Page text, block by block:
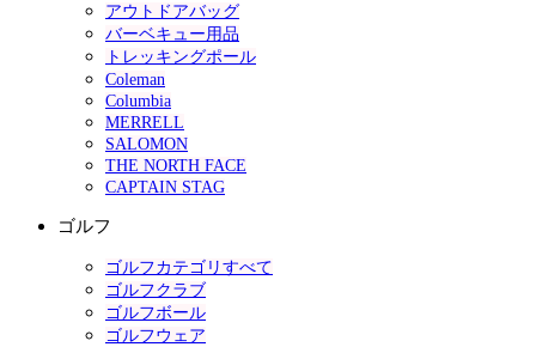
アウトドアバッグ
バーベキュー用品
トレッキングポール
Coleman
Columbia
MERRELL
SALOMON
THE NORTH FACE
CAPTAIN STAG
ゴルフ
ゴルフカテゴリすべて
ゴルフクラブ
ゴルフボール
ゴルフウェア